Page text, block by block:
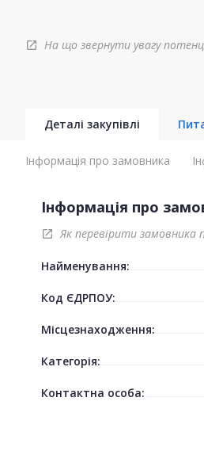
open_in_new На що звернути увагу
Деталі закупівлі
Інформація про замовника
Інформація про
open_in_new Як перевірити замовника
Найменування:
Код ЄДРПОУ:
Місцезнаходження:
Категорія:
Контактна особа: